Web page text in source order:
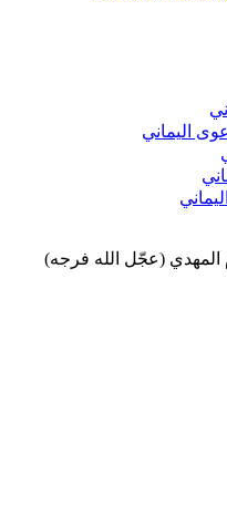
اليماني
المهدي (عجّل الله فرجه)